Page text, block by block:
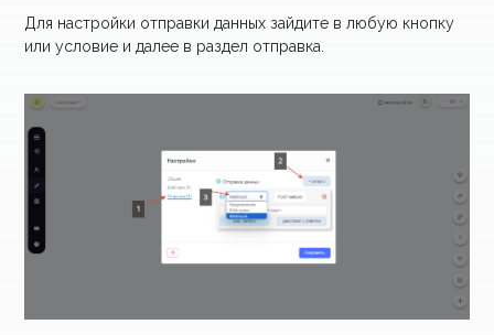
Для настройки отправки данных зайдите в любую кнопку
или условие и далее в раздел отправка.